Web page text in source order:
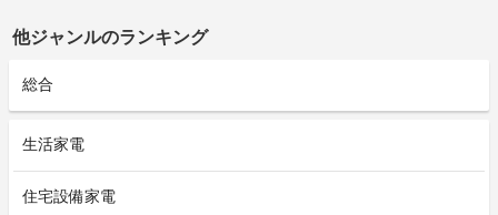
他ジャンルのランキング
総合
生活家電
住宅設備家電